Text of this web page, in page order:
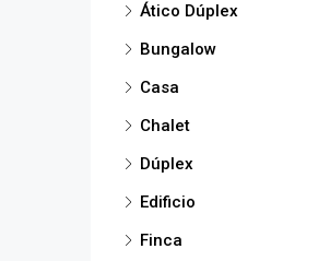
Ático Dúplex
Bungalow
Casa
Chalet
Dúplex
Edificio
Finca